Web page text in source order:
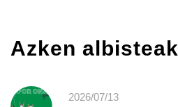
Azken albisteak
2026/07/13